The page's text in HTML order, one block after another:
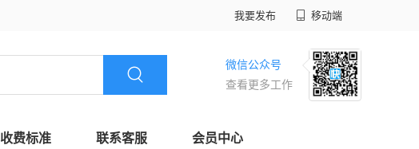
我要发布 移动端
微信公众号
查看更多工作
收费标准 联系客服 会员中心